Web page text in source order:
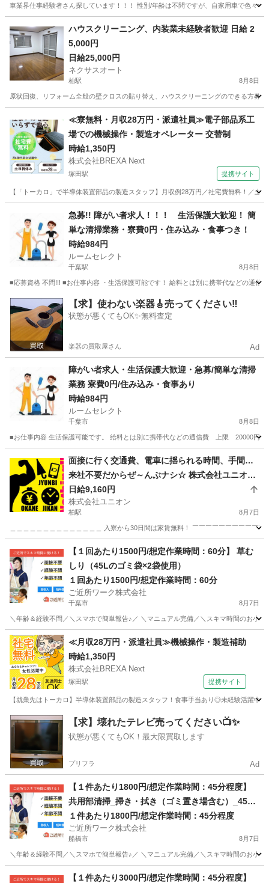
車業界仕事経験者さん探しています！！！ 性別/年齢は不問ですが、自家用車で色
軽作業 写真撮影
ハウスクリーニング、内装業未経験者歓迎 日給 2
5,000円
日給25,000円
ネクサスオート
柏駅 8月8日
原状回復、リフォーム全般の壁クロスの貼り替え、ハウスクリーニングのできる方募
柏駅 軽作業 スタッフ
≪寮無料・月収28万円・派遣社員≫電子部品系工
場での機械操作・製造オペレーター 交替制
時給1,350円
株式会社BREXA Next
塚田駅 提携サイト
【「トーカロ」で半導体装置部品の製造スタッフ】月収例28万円／社宅費無料
塚田駅 その他
急募!! 障がい者求人！！！ 生活保護大歓迎！ 簡
単な清掃業務・寮費0円・住み込み・食事つき！
時給984円
ルームセレクト
千葉駅 8月8日
■応募資格 不問!!! ■お仕事内容 ・生活保護可能です！ 給料とは別に携帯代などの通
千葉 千葉市 千葉駅 清掃 生活保護
【求】使わない楽器🎸売ってください‼️
状態が悪くてもOK✨無料査定
楽器の買取屋さん Ad
障がい者求人・生活保護大歓迎・急募/簡単な清掃
業務 寮費0円/住み込み・食事あり
時給984円
ルームセレクト
千葉市 8月8日
■お仕事内容 生活保護可能です。 給料とは別に携帯代などの通信費 上限 20000円
清掃 生活保護
面接に行く交通費、電車に揺られる時間、手間…
来社不要だからぜ～んぶナシ☆ 株式会社ユニオン
柏
日給9,160円
株式会社ユニオン
柏駅 8月7日
＿＿＿＿＿＿＿＿＿＿＿＿＿＿ 入寮から30日間は家賃無料！ ￣￣￣￣￣￣￣￣￣￣
柏駅 警備員 個室
【１回あたり1500円/想定作業時間：60分】 草む
しり（45Lのゴミ袋×2袋使用）
１回あたり1500円/想定作業時間：60分
ご近所ワーク株式会社
千葉市 8月7日
＼年齢＆経験不問／＼スマホで簡単報告♪／ ＼マニュアル完備／＼スキマ時間のお小
千葉 千葉市 その他
≪月収28万円・派遣社員≫機械操作・製造補助
時給1,350円
株式会社BREXA Next
塚田駅 提携サイト
【就業先はトーカロ】半導体装置部品の製造スタッフ！食事手当あり◎未経験活躍
千葉 船橋市 塚田駅 その他
【求】壊れたテレビ売ってください📺✨
状態が悪くてもOK！最大限買取します
プリフラ Ad
【１件あたり1800円/想定作業時間：45分程度】
共用部清掃_掃き・拭き（ゴミ置き場含む）_45分
（2棟）
１件あたり1800円/想定作業時間：45分程度
ご近所ワーク株式会社
船橋市 8月7日
＼年齢＆経験不問／＼スマホで簡単報告♪／ ＼マニュアル完備／＼スキマ時間のお小
その他
【１件あたり3000円/想定作業時間：45分程度】